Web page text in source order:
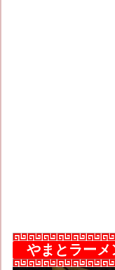
やまとラー